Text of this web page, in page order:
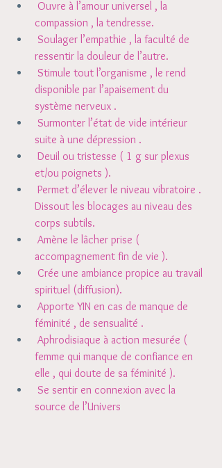
compassion , la tendresse.
ressentir la douleur de l’autre.
disponible par l’apaisement du
système nerveux .
suite à une dépression .
et/ou poignets ).
Dissout les blocages au niveau des
corps subtils.
accompagnement fin de vie ).
spirituel (diffusion).
féminité , de sensualité .
femme qui manque de confiance en
elle , qui doute de sa féminité ).
source de l’Univers